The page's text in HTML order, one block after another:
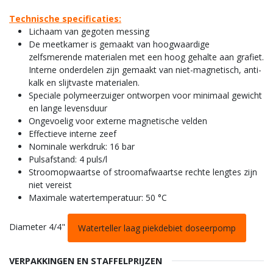
Technische specificaties:
Lichaam van gegoten messing
De meetkamer is gemaakt van hoogwaardige
zelfsmerende materialen met een hoog gehalte aan grafiet.
Interne onderdelen zijn gemaakt van niet-magnetisch, anti-
kalk en slijtvaste materialen.
Speciale polymeerzuiger ontworpen voor minimaal gewicht
en lange levensduur
Ongevoelig voor externe magnetische velden
Effectieve interne zeef
Nominale werkdruk: 16 bar
Pulsafstand: 4 puls/l
Stroomopwaartse of stroomafwaartse rechte lengtes zijn
niet vereist
Maximale watertemperatuur: 50 °C
Diameter 4/4" Waterteller laag piekdebiet doseerpomp
VERPAKKINGEN EN STAFFELPRIJZEN